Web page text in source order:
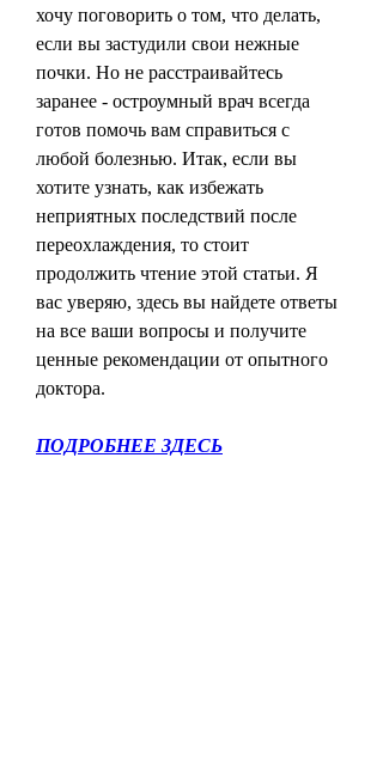
хочу поговорить о том, что делать,
если вы застудили свои нежные
почки. Но не расстраивайтесь
заранее - остроумный врач всегда
готов помочь вам справиться с
любой болезнью. Итак, если вы
хотите узнать, как избежать
неприятных последствий после
переохлаждения, то стоит
продолжить чтение этой статьи. Я
вас уверяю, здесь вы найдете ответы
на все ваши вопросы и получите
ценные рекомендации от опытного
доктора.
ПОДРОБНЕЕ ЗДЕСЬ